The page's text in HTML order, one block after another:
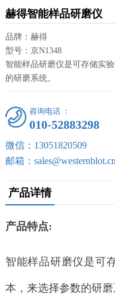
赫得智能样品研磨仪
品牌：赫得
型号：京N1348
智能样品研磨仪是可存储实
的研磨系统。
咨询电话 ：
010-52883298
微信：13051820509
邮箱：sales@westernblot.cn
产品详情
产品特点:
智能样品研磨仪是可
本，来选择参数的研磨